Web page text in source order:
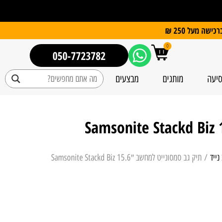
0
050-7723782
מותגים מבצעים
תיק גב סמסונייט למחשב 15.6″ Samsonite Stackd Biz
/ תיק גב סמסונייט למחשב 15.6″ Samsonite Stackd Biz